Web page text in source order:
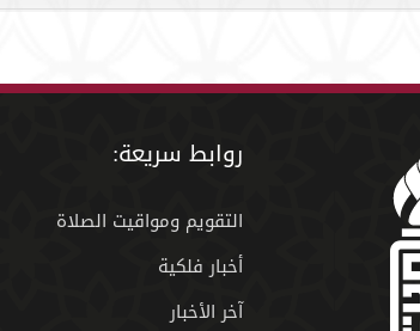
روابط سريعة:
التقويم ومواقيت الصلاة
أخبار فلكية
آخر الأخبار